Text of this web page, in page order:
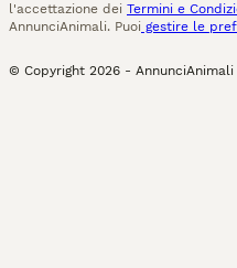
l'accettazione dei Termini e
AnnunciAnimali. Puoi gestire le
© Copyright 2026 - AnnunciAnimali